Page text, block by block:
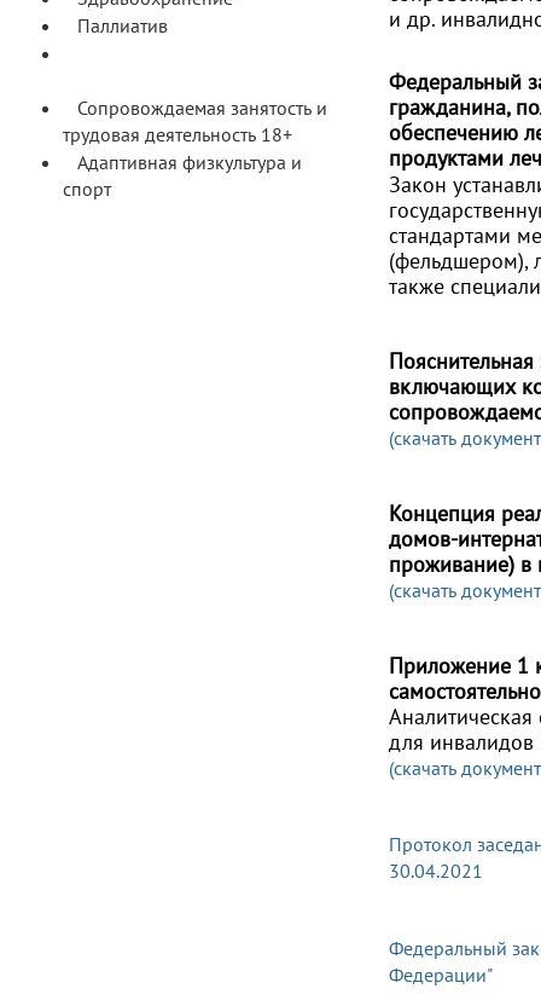
Паллиатив
Сопровождаемая занятость и
трудовая деятельность 18+
Адаптивная физкультура и
спорт
и др.
Федеральный
гражданина,
обеспечению
продуктами
Закон
стандартами
(фельдшером),
также
П
включающих
(скачать
Концепция
домов-
проживание) в
(скачать
Приложение 1
для
(скачать
Протокол
30.04.2021
Федеральный
Федерации"